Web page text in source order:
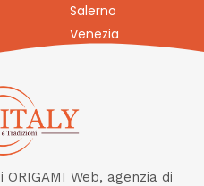
Salerno
Venezia
Web, agenzia di